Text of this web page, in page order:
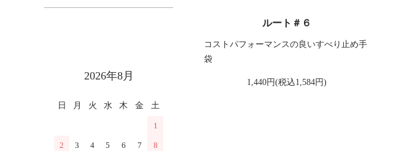
ルート＃６
コストパフォーマンスの良いすべり止め手
袋
1,440円(税込1,584円)
カレンダー
2026年8月
日 月 火 水 木 金 土
1
2 3 4 5 6 7 8